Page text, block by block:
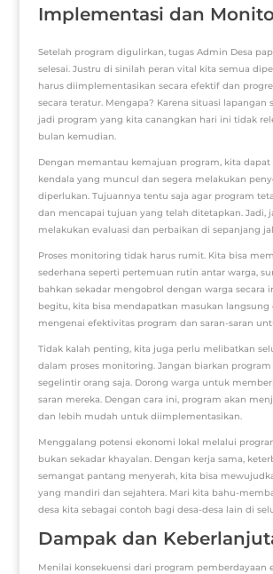
Implementasi dan
Setelah program digulirkan, tugas Admin Desa
selesai. Justru di sinilah peran vital kita semua
harus diimplementasikan secara efektif dan
secara teratur. Mengapa? Karena situasi lapangan
jadi program yang kita canangkan hari ini tidak
bulan kemudian.
Dengan memantau kemajuan program, kita
kendala yang muncul dan segera melakukan
diperlukan. Tujuannya tentu saja agar program
dan mencapai tujuan yang telah ditetapkan. Jadi,
melakukan evaluasi dan perbaikan di sepanjang
Proses monitoring tidak harus rumit. Kita bisa
sederhana seperti pertemuan rutin antar warga,
bahkan sekadar mengobrol dengan warga secara
begitu, kita bisa mendapatkan masukan langsung
mengenai efektivitas program dan saran-saran
Tidak kalah penting, kita juga perlu melibatkan
dalam proses monitoring. Jangan biarkan
segelintir orang saja. Dorong warga untuk
saran mereka. Dengan cara ini, program akan
dan lebih mudah untuk diimplementasikan.
Menggalang potensi ekonomi lokal melalui
bukan sekadar khayalan. Dengan kerja sama,
semangat pantang menyerah, kita bisa
yang mandiri dan sejahtera. Mari kita bahu-
desa kita sebagai contoh bagi desa-desa lain di
Dampak dan
Menilai konsekuensi dari program pemberdayaan